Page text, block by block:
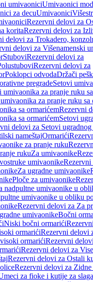
umivaoniciUmivaonici
za decuUmivaonici
Rezervni delovi za
koritaRezervni delovi za
delovi za Trokadero,
delovi za Višenamenski
StuboviRezervni delovi za
Rezervni delovi za
Poklopci odvodaDržači
pregradeSetovi
umivaonika za pranje ruku
za pranje ruku sa
sa ormarićemRezervni
sa ormarićemSetovi
delovi za Setovi
nameštajOrmarići
za pranje ruku
rukuZa umivaonike
umivaonikeRezervni
Za ugradne umivaonike
Ploče za umivaonike
nadpultne umivaonike u
umivaonike u obliku
Rezervni delovi za Za
umivaonikeBočni
Niski bočni ormarići
ormarićiRezervni delovi
ormarićiRezervni
Rezervni delovi za
Rezervni delovi za Ostali
Rezervni delovi za
za fioke i kutije za